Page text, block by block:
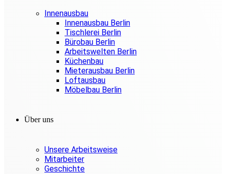
Innenausbau
Innenausbau Berlin
Tischlerei Berlin
Bürobau Berlin
Arbeitswelten Berlin
Küchenbau
Mieterausbau Berlin
Loftausbau
Möbelbau Berlin
Über uns
Unsere Arbeitsweise
Mitarbeiter
Geschichte